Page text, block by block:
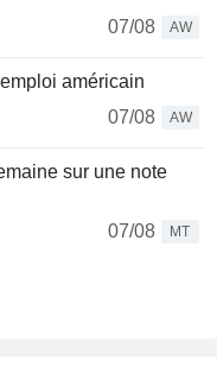
07/08
AW
américain
07/08
AW
sur une note
07/08
MT